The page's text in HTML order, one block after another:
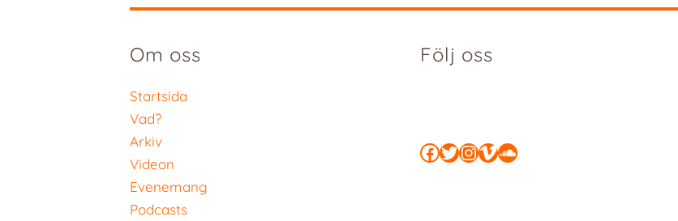
Om oss
Startsida
Vad?
Arkiv
Videon
Evenemang
Podcasts
Följ oss
Facebook
Twitter
Instagram
Vimeo
SoundCloud